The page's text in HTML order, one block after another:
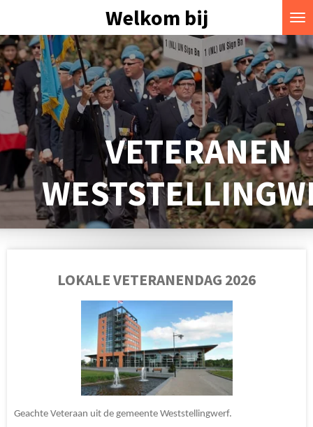
naar
de
hoofdinhoud
Welkom bij
VETERANEN
LOKALE VETERANENDAG 2026
Geachte Veteraan uit de gemeente Weststellingwerf.